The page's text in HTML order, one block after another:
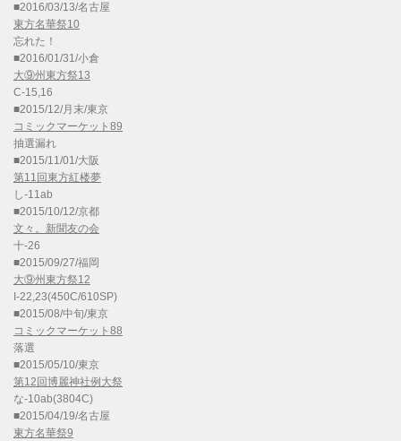
■2016/03/13/名古屋
東方名華祭10
忘れた！
■2016/01/31/小倉
大⑨州東方祭13
C-15,16
■2015/12/月末/東京
コミックマーケット89
抽選漏れ
■2015/11/01/大阪
第11回東方紅楼夢
し-11ab
■2015/10/12/京都
文々。新聞友の会
十-26
■2015/09/27/福岡
大⑨州東方祭12
I-22,23(450C/610SP)
■2015/08/中旬/東京
コミックマーケット88
落選
■2015/05/10/東京
第12回博麗神社例大祭
な-10ab(3804C)
■2015/04/19/名古屋
東方名華祭9